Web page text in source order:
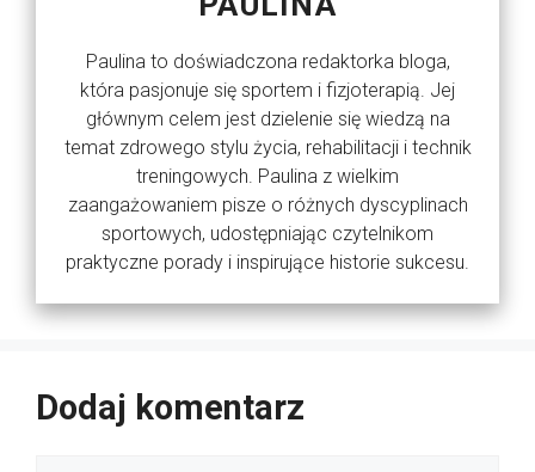
Paulina to doświadczona redaktorka bloga,
która pasjonuje się sportem i fizjoterapią. Jej
głównym celem jest dzielenie się wiedzą na
temat zdrowego stylu życia, rehabilitacji i technik
treningowych. Paulina z wielkim
zaangażowaniem pisze o różnych dyscyplinach
sportowych, udostępniając czytelnikom
praktyczne porady i inspirujące historie sukcesu.
Dodaj komentarz